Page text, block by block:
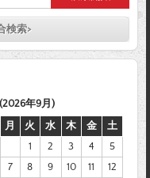
検索>
年9月)
月 火 水 木 金
土
1
2 3 4
5
7 8 9 10 11
12